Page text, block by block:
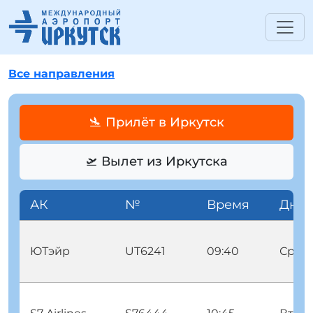
Все направления
🛬 Прилёт в Иркутск
🛫 Вылет из Иркутска
АК № Время Дни
ЮТэйр UT6241 09:40 Срд